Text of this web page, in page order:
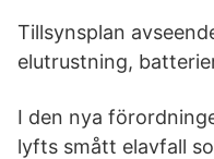
Tillsynsplan
elutrustning,
I den nya
lyfts smått elavfall